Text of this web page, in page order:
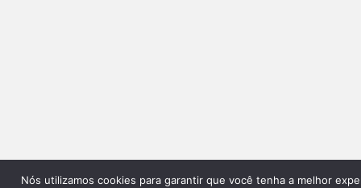
Nós utilizamos cookies para garantir que você tenha a melhor